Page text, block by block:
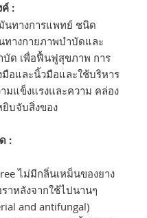
:
นทางการแพทย์ ชนิด
ทางกายภาพบำบัดและ
บัด เพื่อฟื้นฟูสุขภาพ การ
มือและนิ้วมือและใช้บริหาร
มแข็งแรงและความ คล่อง
ยิบจับสิ่งของ
:
ไม่มีกลิ่นเหม็นของยาง
าหลังจากใช้ไปนานๆ
and antifungal)